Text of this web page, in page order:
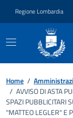
Regione Lombardia
Dettagli
Home /
/ AVVISO DI ASTA
SPAZI PUBBLICITARI
"MATTEO LEGLER" E